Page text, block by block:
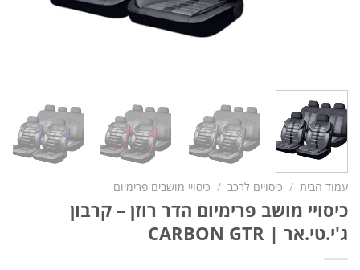
עמוד הבית / כיסויים לרכב / כיסויי מושבים פרימיום
כיסויי מושב פרימיום הדר רוזן – קרבון
ג'י.טי.אר | CARBON GTR